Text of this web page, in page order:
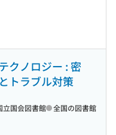
クノロジー : 密
トラブル対策
立国会図書館 全国の図書館